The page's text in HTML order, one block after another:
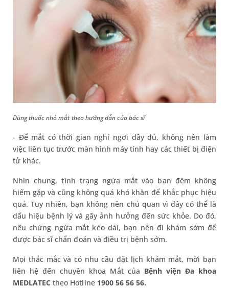
Dùng thuốc nhỏ mắt theo hướng dẫn của bác sĩ
- Để mắt có thời gian nghỉ ngơi đầy đủ, không nên làm
việc liên tục trước màn hình máy tính hay các thiết bị điện
tử khác.
Nhìn chung, tình trạng ngứa mắt vào ban đêm không
hiếm gặp và cũng không quá khó khăn để khắc phục hiệu
quả. Tuy nhiên, bạn không nên chủ quan vì đây có thể là
dấu hiệu bệnh lý và gây ảnh hưởng đến sức khỏe. Do đó,
nếu chứng ngứa mắt kéo dài, bạn nên đi khám sớm để
được bác sĩ chẩn đoán và điều trị bệnh sớm.
Mọi thắc mắc và có nhu cầu đặt lịch khám mắt, mời bạn
liên hệ đến chuyên khoa Mắt của Bệnh viện Đa khoa
MEDLATECtheo Hotline 1900 56 56 56.